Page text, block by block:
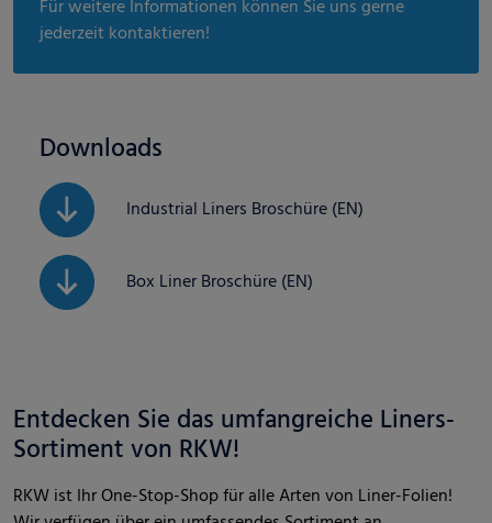
Für weitere Informationen können Sie uns gerne
jederzeit kontaktieren!
Downloads
Industrial Liners Broschüre (EN)
Box Liner Broschüre (EN)
Entdecken Sie das umfangreiche Liners-
Sortiment von RKW!
RKW ist Ihr One-Stop-Shop für alle Arten von Liner-Folien!